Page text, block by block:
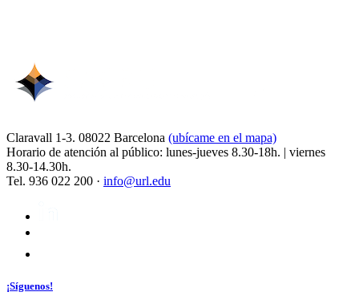
Claravall 1-3. 08022 Barcelona (ubícame en el mapa)
Horario de atención al público: lunes-jueves 8.30-18h. | viernes
8.30-14.30h.
Tel. 936 022 200 · info@url.edu
¡Síguenos!